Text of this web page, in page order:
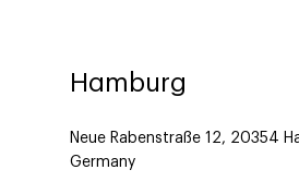
Hamburg
Neue Rabenstraße 12, 20354
Germany